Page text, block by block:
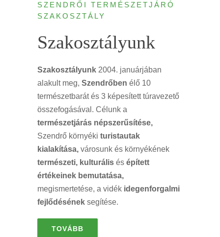
SZENDRŐI TERMÉSZETJÁRÓ
SZAKOSZTÁLY
Szakosztályunk
Szakosztályunk 2004. januárjában
alakult meg,Szendrőben élő 10
természetbarát és 3 képesített túravezető
összefogásával. Célunk a
természetjárás népszerűsítése,
Szendrő környékituristautak
kialakítása, városunk és környékének
természeti, kulturális ésépített
értékeinek bemutatása,
megismertetése, a vidék idegenforgalmi
fejlődésének segítése.
TOVÁBB